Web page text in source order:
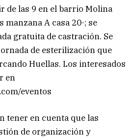
de las 9 en el barrio Molina
manzana A casa 20-; se
gratuita de castración. Se
de esterilización que
Huellas. Los interesados
en
eventos
tener en cuenta que las
de organización y